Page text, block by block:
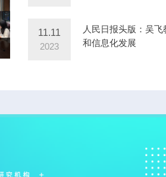
11.11
2023
人民日报头版：吴
和信息化发展